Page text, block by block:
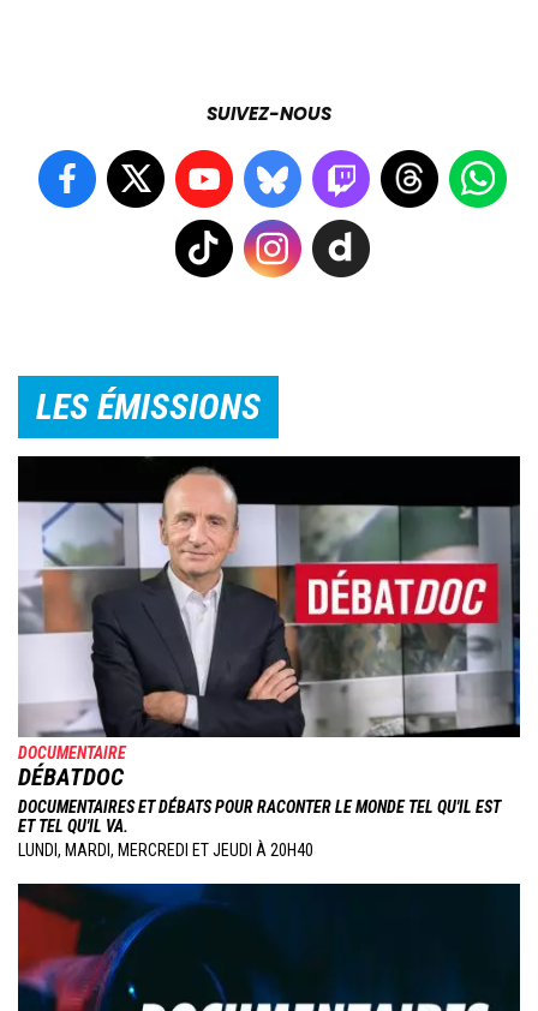
SUIVEZ-NOUS
LES ÉMISSIONS
DOCUMENTAIRE
DÉBATDOC
DOCUMENTAIRES ET DÉBATS POUR RACONTER LE MONDE TEL QU'IL EST
ET TEL QU'IL VA.
LUNDI, MARDI, MERCREDI ET JEUDI À 20H40
Image